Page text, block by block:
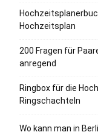
Hochzeitsplan
200 Fragen für
anregend
Ringbox für die
Ringschachteln
Wo kann man in